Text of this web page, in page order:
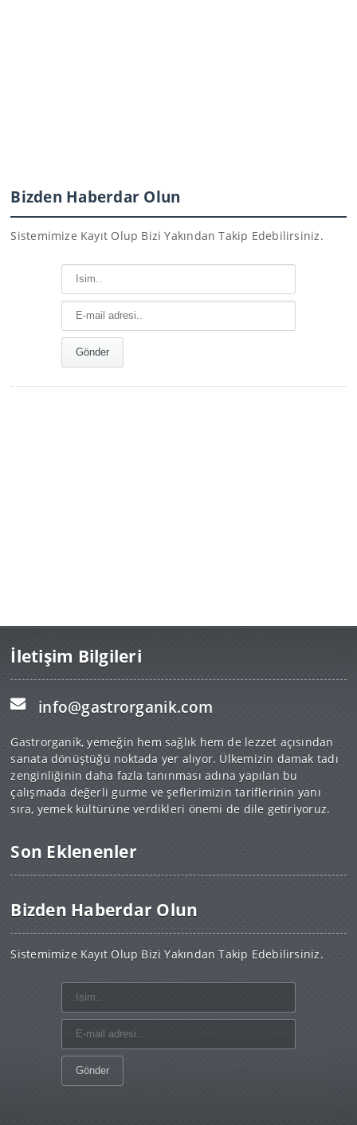
Bizden Haberdar Olun
Sistemimize Kayıt Olup Bizi Yakından Takip Edebilirsiniz.
İletişim Bilgileri
info@gastrorganik.com
Gastrorganik, yemeğin hem sağlık hem de lezzet açısından
sanata dönüştüğü noktada yer alıyor. Ülkemizin damak tadı
zenginliğinin daha fazla tanınması adına yapılan bu
çalışmada değerli gurme ve şeflerimizin tariflerinin yanı
sıra, yemek kültürüne verdikleri önemi de dile getiriyoruz.
Son Eklenenler
Bizden Haberdar Olun
Sistemimize Kayıt Olup Bizi Yakından Takip Edebilirsiniz.